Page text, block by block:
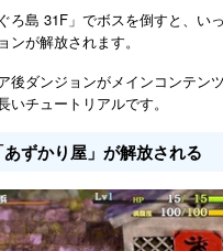
ろ島 31F」でボスを倒すと、い
ンが解放されます。
後ダンジョンがメインコンテン
いチュートリアルです。
あずかり屋」が解放される